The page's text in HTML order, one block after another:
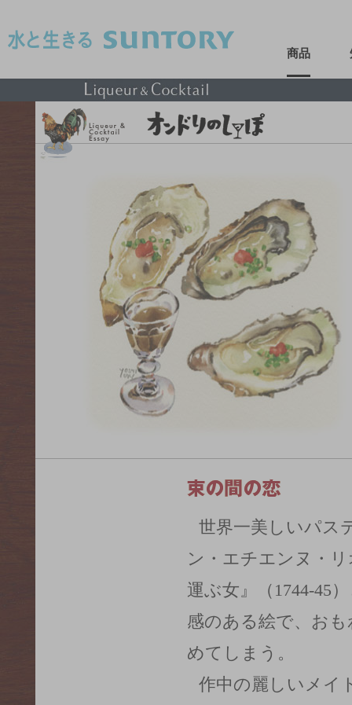
商品
世界一美しいパス
ン・エチエンヌ・
運ぶ女』（1744-45
感のある絵で、お
めてしまう。
作中の麗しいメイ